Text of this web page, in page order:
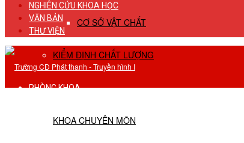
CƠ SỞ VẬT CHẤT
KIỂM ĐỊNH CHẤT LƯỢNG
PHÒNG KHOA
KHOA CHUYÊN MÔN
NGHIÊN CỨU KHOA HỌC
VĂN BẢN
THƯ VIỆN